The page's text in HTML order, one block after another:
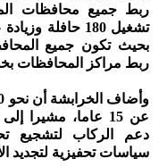
ربط جميع محافظات
بحيث تكون جميع
ربط مراكز المحافظات
عن 15 عاما،
دعم الركاب لتشجيع
سياسات تحفيزية لتجديد